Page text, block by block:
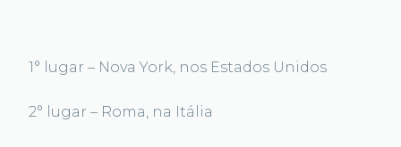
1° lugar – Nova York, nos Estados Unidos
2° lugar – Roma, na Itália